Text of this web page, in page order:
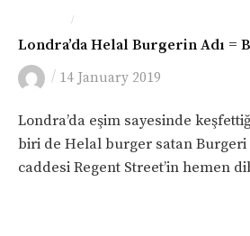
/
Londra’da Helal Burgerin Adı =
/ 14 January 2019
Londra’da eşim sayesinde
biri de Helal burger satan Burgeri
caddesi Regent Street’in hemen